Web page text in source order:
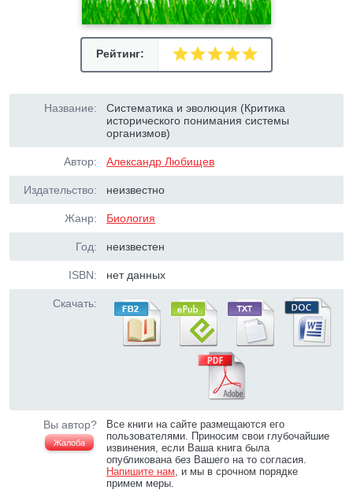
Рейтинг:
Название:
Систематика и эволюция (Критика
исторического понимания системы
организмов)
Автор: Александр Любищев
Издательство: неизвестно
Жанр: Биология
Год: неизвестен
ISBN: нет данных
Скачать:
Вы автор?
Жалоба
Все книги на сайте размещаются его
пользователями. Приносим свои глубочайшие
извинения, если Ваша книга была
опубликована без Вашего на то согласия.
Напишите нам, и мы в срочном порядке
примем меры.